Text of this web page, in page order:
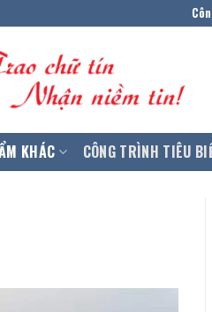
KHÁC CÔNG TRÌNH TIÊU